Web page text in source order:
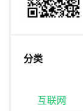
分类
互联网